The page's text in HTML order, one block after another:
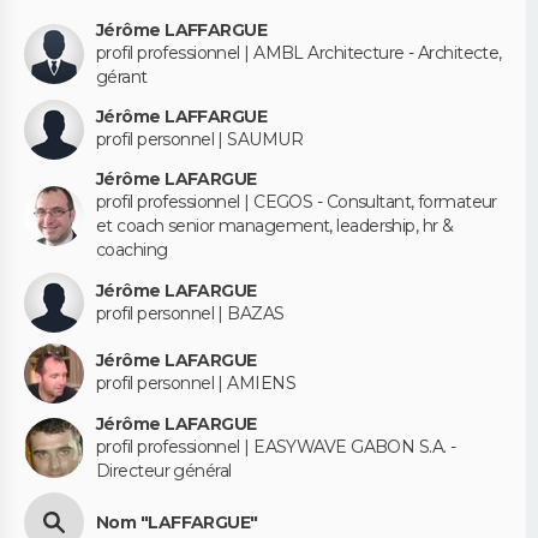
Jérôme LAFFARGUE
profil professionnel | AMBL Architecture - Architecte,
gérant
Jérôme LAFFARGUE
profil personnel | SAUMUR
Jérôme LAFARGUE
profil professionnel | CEGOS - Consultant, formateur
et coach senior management, leadership, hr &
coaching
Jérôme LAFARGUE
profil personnel | BAZAS
Jérôme LAFARGUE
profil personnel | AMIENS
Jérôme LAFARGUE
profil professionnel | EASYWAVE GABON S.A. -
Directeur général
Nom "LAFFARGUE"